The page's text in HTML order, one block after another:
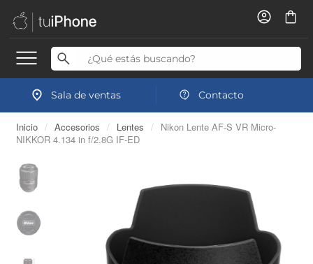
Sala de ventas Contacto
Inicio / Accesorios / Lentes / Nikon Lente AF-S VR Micro-
NIKKOR 4.134 in f/2.8G IF-ED